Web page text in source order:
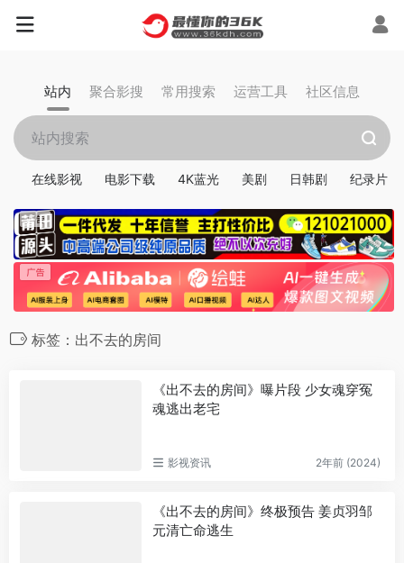
站内 聚合影搜 常用搜索 运营工具 社区信息
在线影视 电影下载 4K蓝光 美剧 日韩剧 纪录片
标签：出不去的房间
《出不去的房间》曝片段 少女魂穿冤
魂逃出老宅
影视资讯 2年前 (2024)
《出不去的房间》终极预告 姜贞羽邹
元清亡命逃生